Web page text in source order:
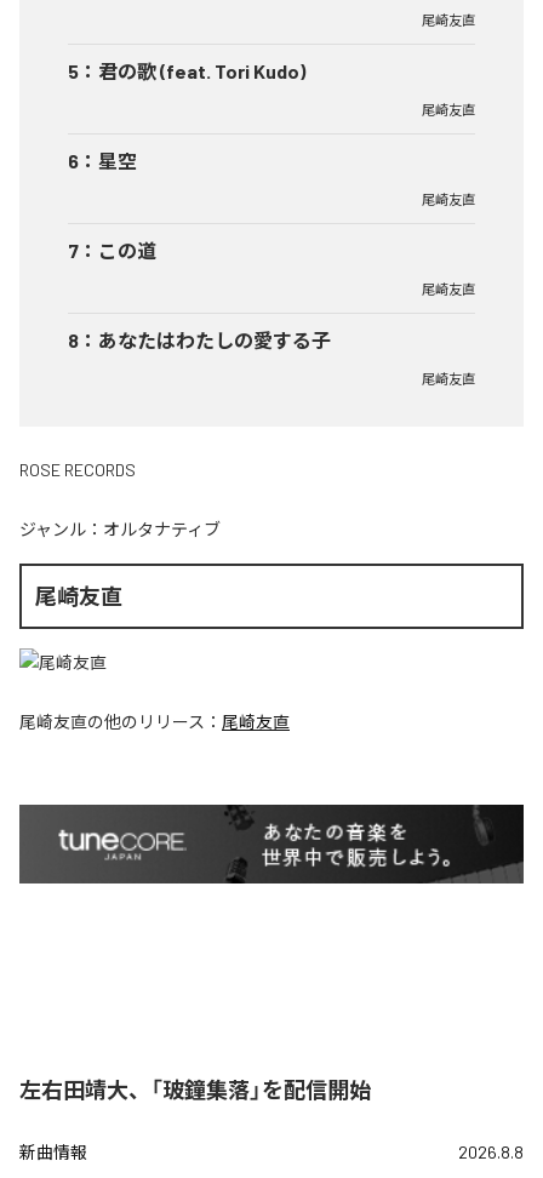
尾崎友直
5 ： 君の歌 (feat. Tori Kudo)
尾崎友直
6 ： 星空
尾崎友直
7 ： この道
尾崎友直
8 ： あなたはわたしの愛する子
尾崎友直
ROSE RECORDS
ジャンル： オルタナティブ
尾崎友直
尾崎友直の他のリリース： 尾崎友直
左右田靖大、「玻鐘集落」を配信開始
新曲情報 2026.8.8